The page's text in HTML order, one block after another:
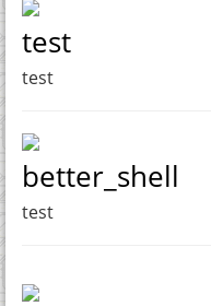
test
test
better_shell
test